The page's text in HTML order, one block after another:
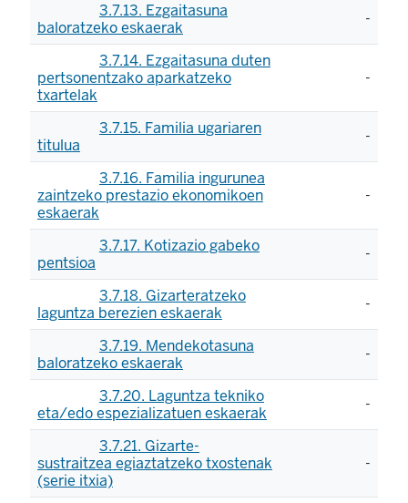
3.7.13. Ezgaitasuna
baloratzeko eskaerak
-
3.7.14. Ezgaitasuna duten
pertsonentzako aparkatzeko
txartelak
-
3.7.15. Familia ugariaren
titulua
-
3.7.16. Familia ingurunea
zaintzeko prestazio ekonomikoen
eskaerak
-
3.7.17. Kotizazio gabeko
pentsioa
-
3.7.18. Gizarteratzeko
laguntza berezien eskaerak
-
3.7.19. Mendekotasuna
baloratzeko eskaerak
-
3.7.20. Laguntza tekniko
eta/edo espezializatuen eskaerak
-
3.7.21. Gizarte-
sustraitzea egiaztatzeko txostenak
(serie itxia)
-